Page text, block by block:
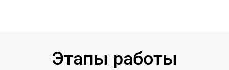
Этапы работы